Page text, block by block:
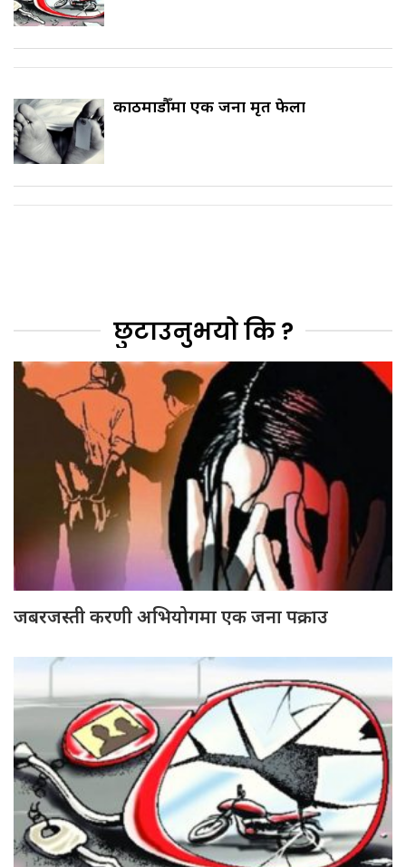
काठमाडौँमा एक जना मृत फेला
छुटाउनुभयो कि ?
जबरजस्ती करणी अभियोगमा एक जना पक्राउ